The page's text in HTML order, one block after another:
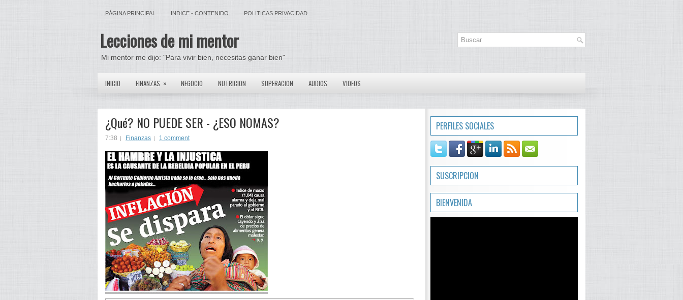
PÁGINA PRINCIPAL INDICE - CONTENIDO POLITICAS PRIVACIDAD
Lecciones de mi mentor
Mi mentor me dijo: "Para vivir bien, necesitas ganar bien"
INICIO FINANZAS » NEGOCIO NUTRICION SUPERACION AUDIOS VIDEOS
¿Qué? NO PUEDE SER - ¿ESO NOMAS?
7:38 Finanzas 1 comment
PERFILES SOCIALES
SUSCRIPCION
BIENVENIDA